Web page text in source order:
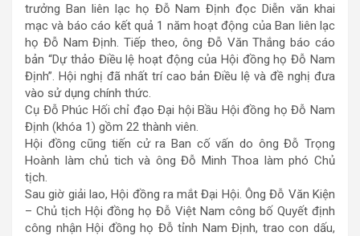
trưởng Ban liên lạc họ Đỗ Nam Định đọc Diễn văn khai
mạc và báo cáo kết quả 1 năm hoạt động của Ban liên lạc
họ Đỗ Nam Định. Tiếp theo, ông Đỗ Văn Thắng báo cáo
bản “Dự thảo Điều lệ hoạt động của Hội đồng họ Đỗ Nam
Định”. Hội nghị đã nhất trí cao bản Điều lệ và đề nghị đưa
vào sử dụng chính thức.
Cụ Đỗ Phúc Hối chỉ đạo Đại hội Bầu Hội đồng họ Đỗ Nam
Định (khóa 1) gồm 22 thành viên.
Hội đồng cũng tiến cử ra Ban cố vấn do ông Đỗ Trọng
Hoành làm chủ tich và ông Đỗ Minh Thoa làm phó Chủ
tịch.
Sau giờ giải lao, Hội đồng ra mắt Đại Hội. Ông Đỗ Văn Kiện
– Chủ tịch Hội đồng họ Đỗ Việt Nam công bố Quyết định
công nhận Hội đồng họ Đỗ tỉnh Nam Định, trao con dấu,